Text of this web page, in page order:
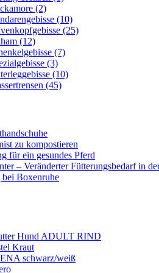
(2)
(10)
(25)
(12)
(7)
(3)
(10)
(45)
zu kompostieren
für ein gesundes Pferd
– Veränderter Fütterungsbedarf in
Boxenruhe
Hund ADULT RIND
Kraut
schwarz/weiß